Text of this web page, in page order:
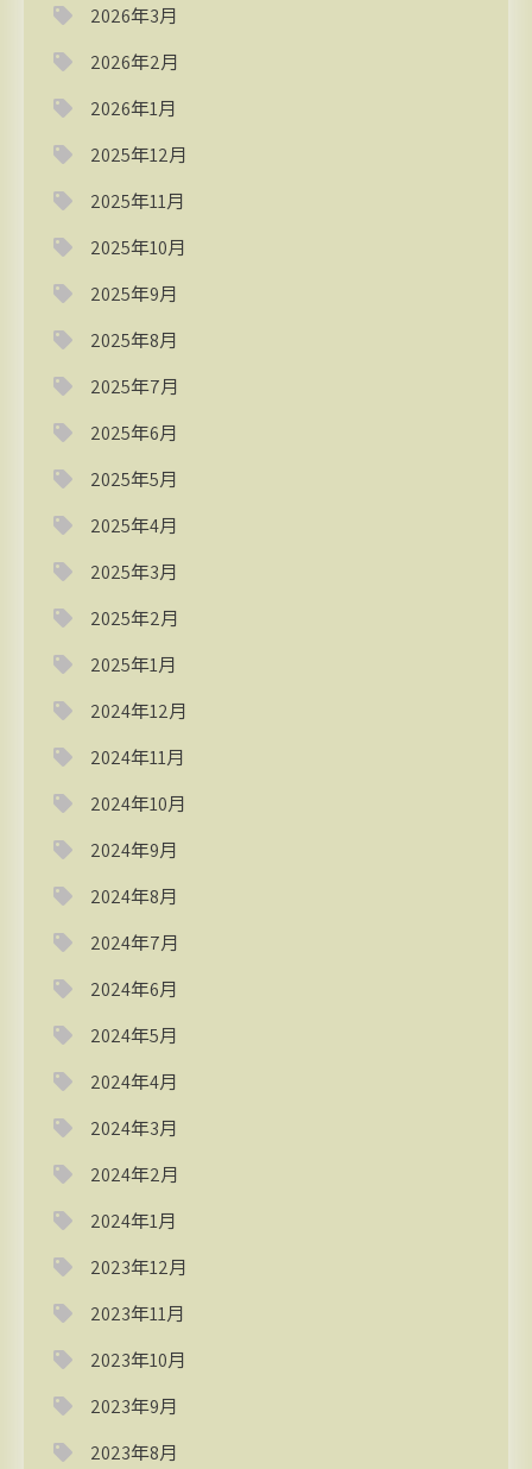
2026年3月
2026年2月
2026年1月
2025年12月
2025年11月
2025年10月
2025年9月
2025年8月
2025年7月
2025年6月
2025年5月
2025年4月
2025年3月
2025年2月
2025年1月
2024年12月
2024年11月
2024年10月
2024年9月
2024年8月
2024年7月
2024年6月
2024年5月
2024年4月
2024年3月
2024年2月
2024年1月
2023年12月
2023年11月
2023年10月
2023年9月
2023年8月